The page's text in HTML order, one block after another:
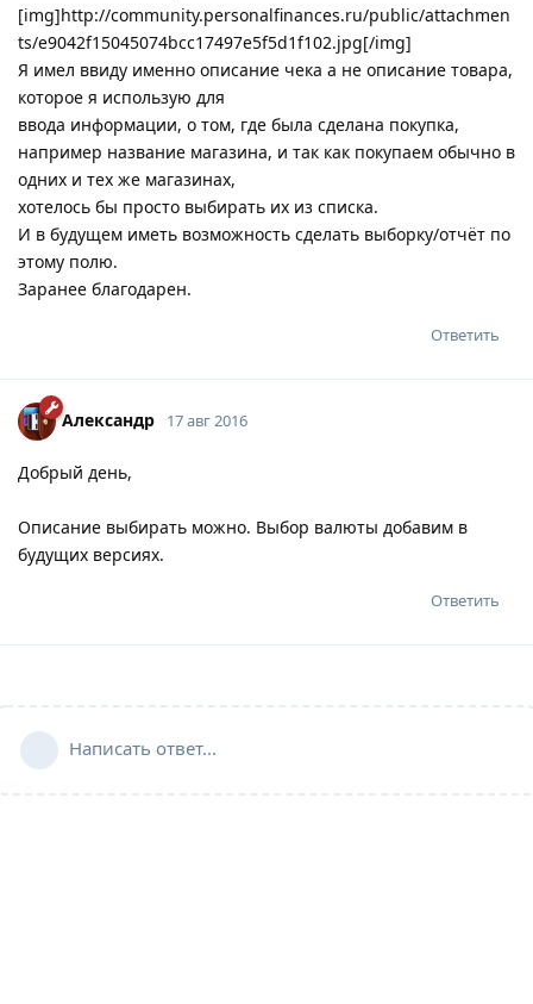
[img]http://community.personalfinances.ru/public/attachmen
ts/e9042f15045074bcc17497e5f5d1f102.jpg[/img]
Я имел ввиду именно описание чека а не описание товара,
которое я использую для
ввода информации, о том, где была сделана покупка,
например название магазина, и так как покупаем обычно в
одних и тех же магазинах,
хотелось бы просто выбирать их из списка.
И в будущем иметь возможность сделать выборку/отчёт по
этому полю.
Заранее благодарен.
Ответить
Александр 17 авг 2016
Добрый день,
Описание выбирать можно. Выбор валюты добавим в
будущих версиях.
Ответить
Написать ответ...